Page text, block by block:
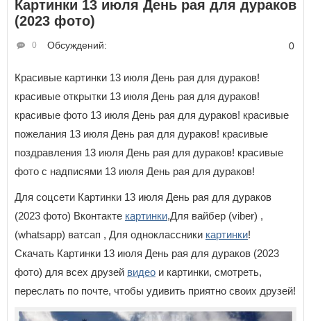
Картинки 13 июля День рая для дураков
(2023 фото)
Обсуждений:
0 0
Красивые картинки 13 июля День рая для дураков!
красивые открытки 13 июля День рая для дураков!
красивые фото 13 июля День рая для дураков! красивые
пожелания 13 июля День рая для дураков! красивые
поздравления 13 июля День рая для дураков! красивые
фото с надписями 13 июля День рая для дураков!
Для соцсети Картинки 13 июля День рая для дураков
(2023 фото) Вконтакте картинки,Для вайбер (viber) ,
(whatsapp) ватсап , Для одноклассники картинки!
Скачать Картинки 13 июля День рая для дураков (2023
фото) для всех друзей видео и картинки, смотреть,
переслать по почте, чтобы удивить приятно своих друзей!